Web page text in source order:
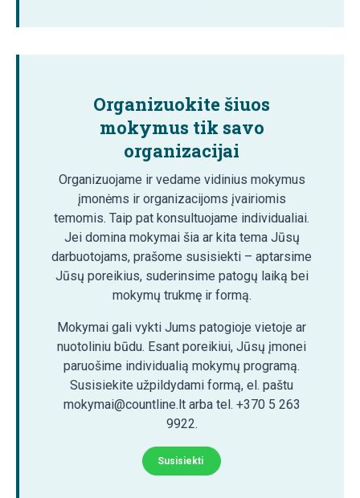
Organizuokite šiuos
mokymus tik savo
organizacijai
Organizuojame ir vedame vidinius mokymus
įmonėms ir organizacijoms įvairiomis
temomis. Taip pat konsultuojame individualiai.
Jei domina mokymai šia ar kita tema Jūsų
darbuotojams, prašome susisiekti – aptarsime
Jūsų poreikius, suderinsime patogų laiką bei
mokymų trukmę ir formą.
Mokymai gali vykti Jums patogioje vietoje ar
nuotoliniu būdu. Esant poreikiui, Jūsų įmonei
paruošime individualią mokymų programą.
Susisiekite užpildydami formą, el. paštu
mokymai@countline.lt arba tel. +370 5 263
9922.
Susisiekti